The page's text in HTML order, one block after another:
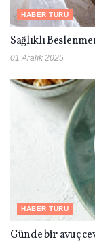
HABER TURU
Sağlıklı
01 Aralık 2025
HABER TURU
Günde bir avuç